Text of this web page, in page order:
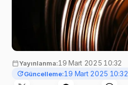
Görsel:Ra Dragon
Yayınlanma:19 Mart 2025 10:32
Güncelleme:19 Mart 2025 10:32